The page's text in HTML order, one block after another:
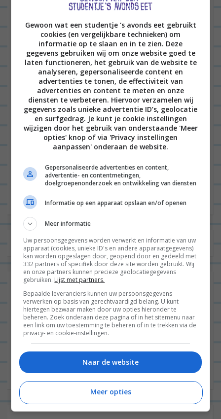
i
g
a
t
i
e
Hoi!
Welkom op mijn blog! Hier inspireer ik al sinds
2011 een heleboel mensen met simpele
avondmaaltjes en schrijf ik wekelijks een
dagboek over mijn leven. Enjoy! x Leonie
Instagram
Populair deze maand
Update!!
Turks brood met falafel en tzatziki
Spareribs met rozemarijnaardappeltjes en sla
Taco’s met pulled jackfruit en guacamole
Kruidige lasagne (mega lekker!)
Gewoon wat een studentje 's avonds eet gebruikt
cookies (en vergelijkbare technieken) om
informatie op te slaan en in te zien. Deze
gegevens gebruiken wij om onze website goed te
laten functioneren, het gebruik van de website te
analyseren, gepersonaliseerde content en
advertenties te tonen, de effectiviteit van
advertenties en content te meten en onze
diensten te verbeteren. Hiervoor verzamelen wij
gegevens zoals unieke advertentie ID’s, geolocatie
en surfgedrag. Je kunt je cookie instellingen
wijzigen door het gebruik van onderstaande 'Meer
opties' knop of via 'Privacy instellingen
aanpassen' onderaan de website.
Gepersonaliseerde advertenties en content,
advertentie- en contentmetingen,
doelgroepenonderzoek en ontwikkeling van diensten
Informatie op een apparaat opslaan en/of openen
Meer informatie
Uw persoonsgegevens worden verwerkt en informatie van uw
apparaat (cookies, unieke ID's en andere apparaatgegevens)
kan worden opgeslagen door, geopend door en gedeeld met
332 partners of specifiek door deze site worden gebruikt. Wij
en onze partners kunnen precieze geolocatiegegevens
gebruiken. Lijst met partners.
Bepaalde leveranciers kunnen uw persoonsgegevens
verwerken op basis van gerechtvaardigd belang. U kunt
hiertegen bezwaar maken door uw opties hieronder te
beheren. Zoek onderaan deze pagina of in het sitemenu naar
een link om uw toestemming te beheren of in te trekken via de
privacy- en cookie-instellingen.
Naar de website
Meer opties